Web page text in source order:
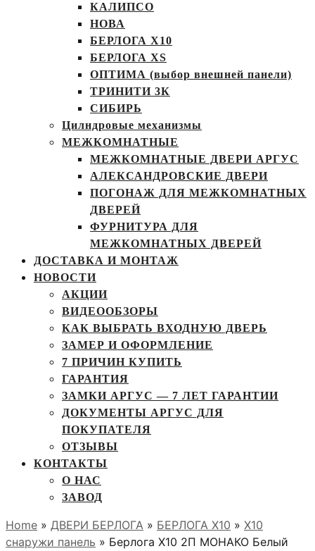
КАЛИПСО
НОВА
БЕРЛОГА Х10
БЕРЛОГА XS
ОПТИМА (выбор внешней панели)
ТРИНИТИ 3К
СИБИРЬ
Цилндровые механизмы
МЕЖКОМНАТНЫЕ
МЕЖКОМНАТНЫЕ ДВЕРИ АРГУС
АЛЕКСАНДРОВСКИЕ ДВЕРИ
ПОГОНАЖ ДЛЯ МЕЖКОМНАТНЫХ
ДВЕРЕЙ
ФУРНИТУРА ДЛЯ
МЕЖКОМНАТНЫХ ДВЕРЕЙ
ДОСТАВКА И МОНТАЖ
НОВОСТИ
АКЦИИ
ВИДЕООБЗОРЫ
КАК ВЫБРАТЬ ВХОДНУЮ ДВЕРЬ
ЗАМЕР И ОФОРМЛЕНИЕ
7 ПРИЧИН КУПИТЬ
ГАРАНТИЯ
ЗАМКИ АРГУС — 7 ЛЕТ ГАРАНТИИ
ДОКУМЕНТЫ АРГУС ДЛЯ
ПОКУПАТЕЛЯ
ОТЗЫВЫ
КОНТАКТЫ
О НАС
ЗАВОД
Home » ДВЕРИ БЕРЛОГА » БЕРЛОГА Х10 » X10
снаружи панель » Берлога Х10 2П МОНАКО Белый